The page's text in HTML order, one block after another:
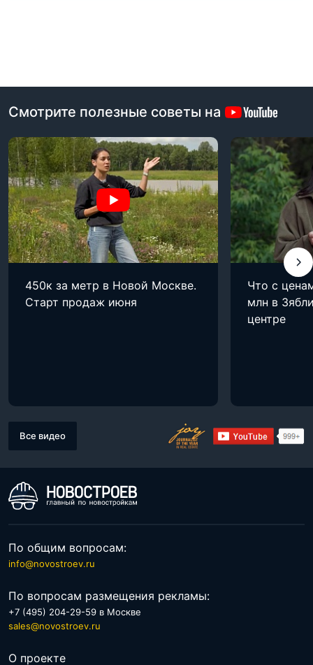
Смотрите полезные советы на
450к за метр в Новой Москве.
Старт продаж июня
Что с
млн в
центре
Все видео
По общим вопросам:
info@novostroev.ru
По вопросам размещения рекламы:
+7 (495) 204-29-59 в Москве
sales@novostroev.ru
О проекте